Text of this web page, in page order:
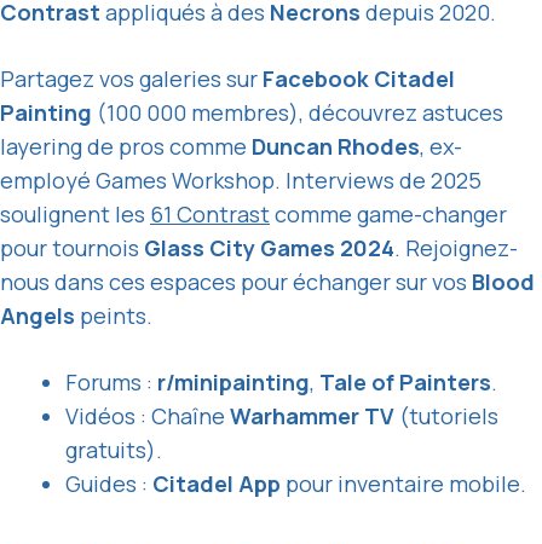
Contrast appliqués à des Necrons depuis 2020.
Partagez vos galeries sur Facebook Citadel
Painting (100 000 membres), découvrez astuces
layering de pros comme Duncan Rhodes, ex-
employé Games Workshop. Interviews de 2025
soulignent les 61 Contrastcomme game-changer
pour tournois Glass City Games 2024. Rejoignez-
nous dans ces espaces pour échanger sur vos Blood
Angels peints.
Forums : r/minipainting, Tale of Painters.
Vidéos : Chaîne Warhammer TV (tutoriels
gratuits).
Guides : Citadel App pour inventaire mobile.